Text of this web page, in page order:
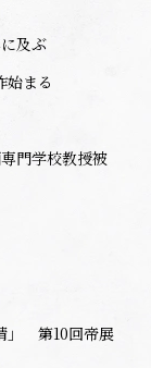
及ぶ
始まる
門学校教授被
」 第10回帝展